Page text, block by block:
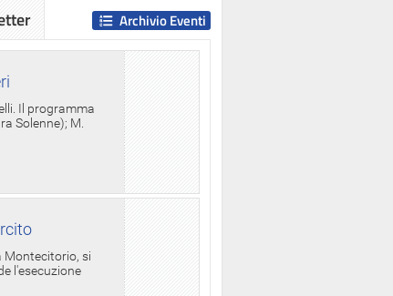
Il programma
Solenne); M.
Montecitorio, si
l'esecuzione
Archivio Eventi